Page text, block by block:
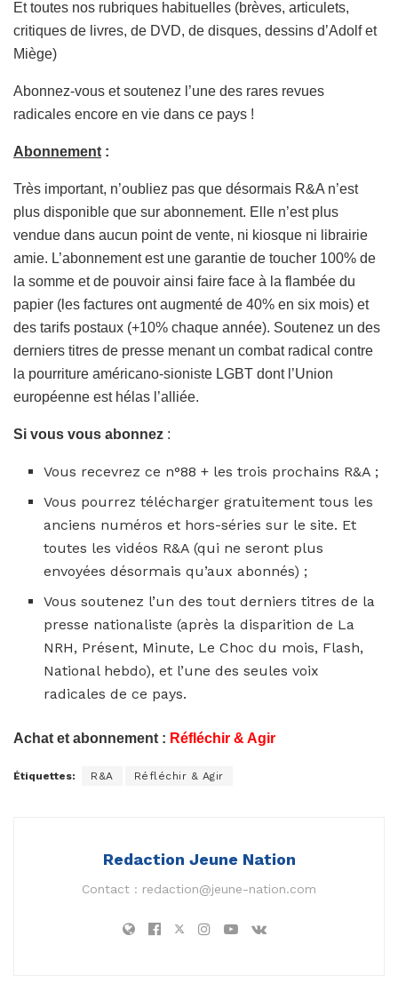
Et toutes nos rubriques habituelles (brèves, articulets,
critiques de livres, de DVD, de disques, dessins d’Adolf et
Miège)
Abonnez-vous et soutenez l’une des rares revues
radicales encore en vie dans ce pays !
Abonnement :
Très important, n’oubliez pas que désormais R&A n’est
plus disponible que sur abonnement. Elle n’est plus
vendue dans aucun point de vente, ni kiosque ni librairie
amie. L’abonnement est une garantie de toucher 100% de
la somme et de pouvoir ainsi faire face à la flambée du
papier (les factures ont augmenté de 40% en six mois) et
des tarifs postaux (+10% chaque année). Soutenez un des
derniers titres de presse menant un combat radical contre
la pourriture américano-sioniste LGBT dont l’Union
européenne est hélas l’alliée.
Si vous vous abonnez :
Vous recevrez ce n°88 + les trois prochains R&A ;
Vous pourrez télécharger gratuitement tous les
anciens numéros et hors-séries sur le site. Et
toutes les vidéos R&A (qui ne seront plus
envoyées désormais qu’aux abonnés) ;
Vous soutenez l’un des tout derniers titres de la
presse nationaliste (après la disparition de La
NRH, Présent, Minute, Le Choc du mois, Flash,
National hebdo), et l’une des seules voix
radicales de ce pays.
Achat et abonnement : Réfléchir & Agir
Étiquettes: R&A Réfléchir & Agir
Redaction Jeune Nation
Contact : redaction@jeune-nation.com